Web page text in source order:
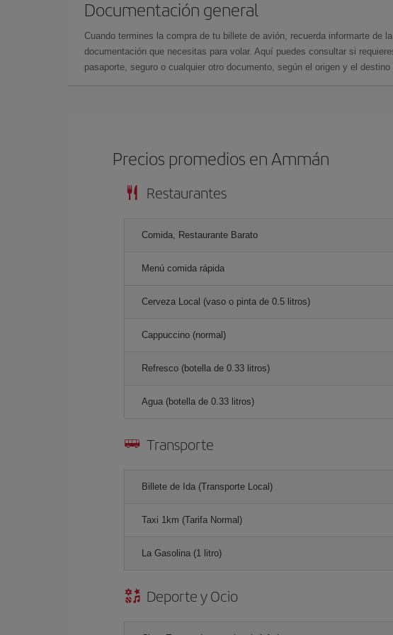
Documentación general
Cuando termines la compra de tu billete de avión, recuerda informarte de la
documentación que necesitas para volar. Aquí puedes consultar si
pasaporte, seguro o cualquier otro documento, según el origen y el destino
Precios promedios en Ammán
Restaurantes
Comida, Restaurante Barato
Menú comida rápida
Cerveza Local (vaso o pinta de 0.5 litros)
Cappuccino (normal)
Refresco (botella de 0.33 litros)
Agua (botella de 0.33 litros)
Transporte
Billete de Ida (Transporte Local)
Taxi 1km (Tarifa Normal)
La Gasolina (1 litro)
Deporte y Ocio